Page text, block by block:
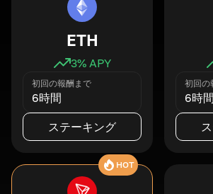
ETH
3% APY
初回の報酬まで
6時間
ステーキング
初回の
6時間
HOT